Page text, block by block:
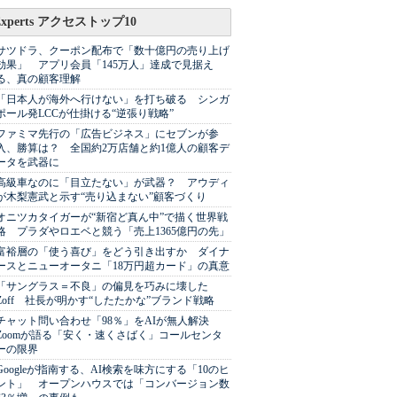
アクセストップ10
ツドラ、クーポン配布で「数十億円の売り上げ
果」 アプリ会員「145万人」達成で見据え
、真の顧客理解
日本人が海外へ行けない」を打ち破る シンガ
ール発LCCが仕掛ける“逆張り戦略”
ァミマ先行の「広告ビジネス」にセブンが参
、勝算は？ 全国約2万店舗と約1億人の顧客デ
タを武器に
級車なのに「目立たない」が武器？ アウディ
木梨憲武と示す“売り込まない”顧客づくり
ニツカタイガーが“新宿ど真ん中”で描く世界戦
プラダやロエベと競う「売上1365億円の先」
裕層の「使う喜び」をどう引き出すか ダイナ
スとニューオータニ「18万円超カード」の真意
サングラス＝不良」の偏見を巧みに壊した
社長が明かす“したたかな”ブランド戦略
ャット問い合わせ「98％」をAIが無人解決
が語る「安く・速くさばく」コールセンタ
の限界
が指南する、AI検索を味方にする「10のヒ
ト」 オープンハウスでは「コンバージョン数